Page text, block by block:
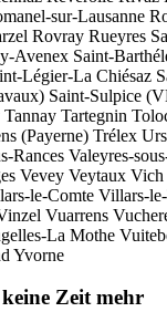
sur-Lausanne
Rovray Rueyres
Avenex Saint-
Légier-La Chiésaz
Saint-Sulpice
Tannay Tartegnin
(Payerne) Trélex
Rances Valeyres-
Vevey Veytaux Vich
le-Comte Villars-
Vuarrens
La Mothe
Yvorne
Zeit mehr